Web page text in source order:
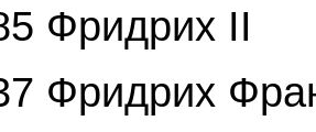
Фридрих II
Фридрих